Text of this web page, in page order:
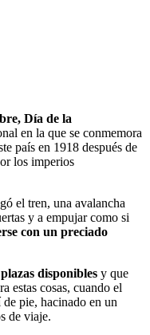
Día de la
en la que se conmemora
país en 1918 después de
los imperios
el tren, una avalancha
y a empujar como si
con un preciado
disponibles y que
estas cosas, cuando el
pie, hacinado en un
de viaje.